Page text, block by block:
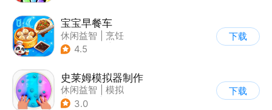
宝宝早餐车
休闲益智
烹饪
| 宝宝巴士
4.5
下载
史莱姆模拟器制作
休闲益智
模拟
| 史莱姆
3.0
下载